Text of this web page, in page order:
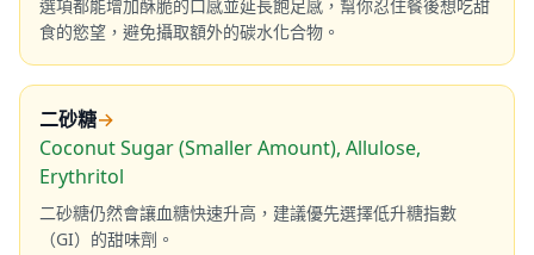
選項都能增加酥脆的口感並延長飽足感，幫你忍住餐後想吃甜
食的慾望，避免攝取額外的碳水化合物。
二砂糖→
Coconut Sugar (Smaller Amount), Allulose,
Erythritol
二砂糖仍然會讓血糖快速升高，建議優先選擇低升糖指數
（GI）的甜味劑。